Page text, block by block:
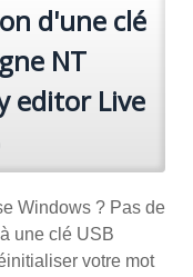
d'une clé
NT
editor Live
Windows ? Pas de
une clé USB
votre mot